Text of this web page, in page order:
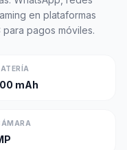
en plataformas
para pagos móviles.
mAh